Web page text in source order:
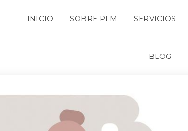
INICIO
SOBRE PLM
SERVICIOS
BLOG